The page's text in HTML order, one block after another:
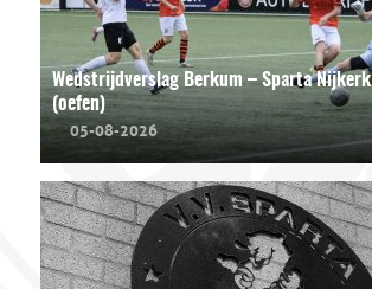
Wedstrijdverslag Berkum – Sparta Nijkerk
(oefen)
05-08-2026